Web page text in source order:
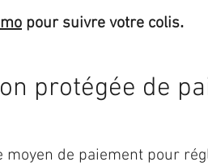
pour suivre votre colis.
protégée de
moyen de paiement pour